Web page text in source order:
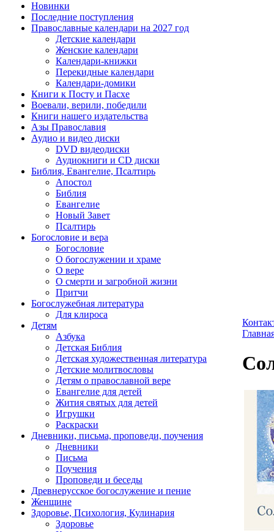
Новинки
Последние поступления
Православные календари на 2027 год
Детские календари
Женские календари
Календари-книжки
Перекидные календари
Календари-домики
Книги к Посту и Пасхе
Воевали, верили, победили
Книги нашего издательства
Азы Православия
Аудио и видео диски
DVD видеодиски
Аудиокниги и CD диски
Библия, Евангелие, Псалтирь
Апостол
Библия
Евангелие
Новый Завет
Псалтирь
Богословие и вера
Богословие
О богослужении и храме
О вере
О смерти и загробной жизни
Притчи
Богослужебная литература
Для клироса
Детям
Азбука
Детская Библия
Детская художественная литература
Детские молитвословы
Детям о православной вере
Евангелие для детей
Жития святых для детей
Игрушки
Раскраски
Дневники, письма, проповеди, поучения
Дневники
Письма
Поучения
Проповеди и беседы
Древнерусское богослужение и пение
Женщине
Здоровье, Психология, Кулинария
Здоровье